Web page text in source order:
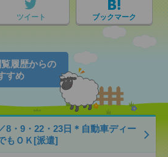
ツイート ブックマーク
履歴からの
すめ
8・9・22・23日＊自動車ディー
もＯＫ[派遣]